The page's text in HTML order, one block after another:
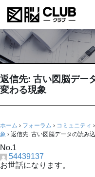
返信先: 古い図脳デー
変わる現象
ホーム › フォーラム › コミュニティ ›
象 › 返信先: 古い図脳データの読み
No.1
54439137
お世話になります。